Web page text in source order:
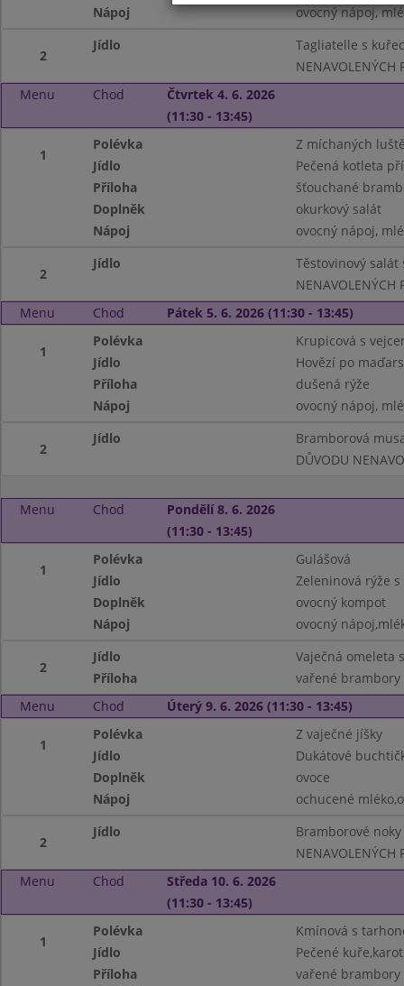
Nápoj
ovocný nápoj,
2
Jídlo
Tagliatelle s
NENAVOLENÝCH
Menu
Chod
Čtvrtek 4. 6. 2026
(11:30 - 13:45)
1
Polévka
Z míchaných
Jídlo
Pečená kotleta
Příloha
šťouchané
Doplněk
okurkový salát
Nápoj
ovocný nápoj,
2
Jídlo
Těstovinový salát
NENAVOLENÝCH
Menu
Chod Pátek 5. 6. 2026 (11:30 - 13:45)
1
Polévka
Krupicová s
Jídlo
Hovězí po
Příloha
dušená rýže
Nápoj
ovocný nápoj,
2
Jídlo
Bramborová
DŮVODU
Menu Chod
Pondělí 8. 6. 2026
(11:30 - 13:45)
1
Polévka
Gulášová
Jídlo
Zeleninová rýže
Doplněk
ovocný kompot
Nápoj
ovocný
2
Jídlo
Vaječná omeleta
Příloha
vařené brambory
Menu
Chod Úterý 9. 6. 2026 (11:30 - 13:45)
1
Polévka
Z vaječné jíšky
Jídlo
Dukátové
Doplněk
ovoce
Nápoj
ochucené
2
Jídlo
Bramborové noky
NENAVOLENÝCH
Menu
Chod
Středa 10. 6. 2026
(11:30 - 13:45)
1
Polévka
Kmínová s
Jídlo
Pečené
Příloha
vařené brambory